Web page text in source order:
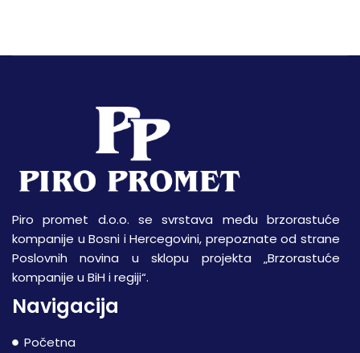
Piro promet d.o.o. se svrstava među brzorastuće
kompanije u Bosni i Hercegovini, prepoznate od strane
Poslovnih novina u sklopu projekta „Brzorastuće
kompanije u BiH i regiji“.
Navigacija
Početna